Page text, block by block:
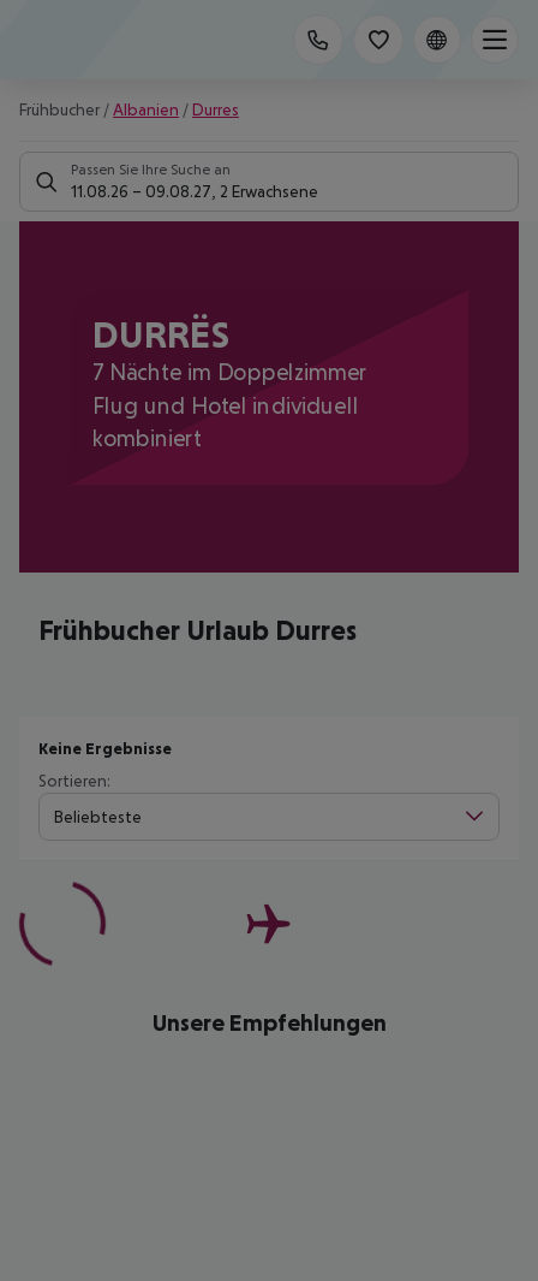
Frühbucher /Albanien / Durres
Passen Sie Ihre Suche an
11.08.26 – 09.08.27 2 Erwachsene
DURRËS
7 Nächte im Doppelzimmer
Flug und Hotel individuell
kombiniert
Frühbucher Urlaub Durres
Keine Ergebnisse
Sortieren:
Beliebteste
Unsere Empfehlungen